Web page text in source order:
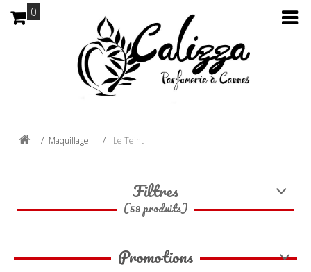
0
Maquillage Le Teint
Filtres
(59 produits)
Promotions